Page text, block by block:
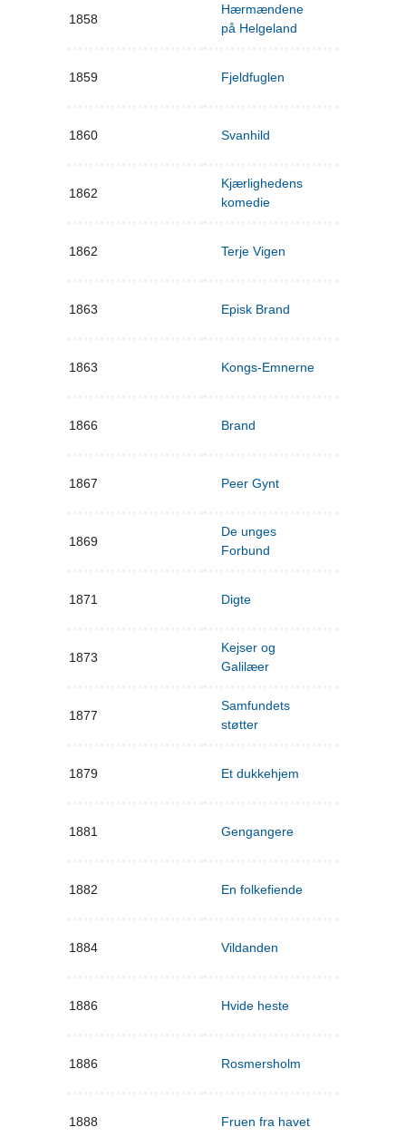
1858
Hærmændene
på Helgeland
1859 Fjeldfuglen
1860 Svanhild
1862
Kjærlighedens
komedie
1862 Terje Vigen
1863 Episk Brand
1863 Kongs-Emnerne
1866 Brand
1867 Peer Gynt
1869
De unges
Forbund
1871 Digte
1873
Kejser og
Galilæer
1877
Samfundets
støtter
1879 Et dukkehjem
1881 Gengangere
1882 En folkefiende
1884 Vildanden
1886 Hvide heste
1886 Rosmersholm
1888 Fruen fra havet